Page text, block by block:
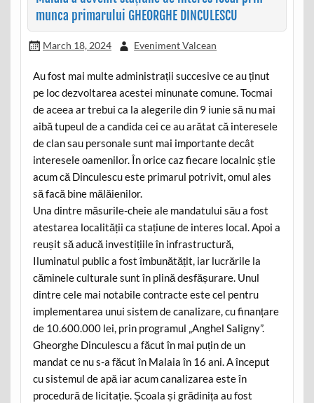
munca primarului GHEORGHE DINCULESCU
March 18, 2024 Eveniment Valcean
Au fost mai multe administrații succesive ce au ținut
pe loc dezvoltarea acestei minunate comune. Tocmai
de aceea ar trebui ca la alegerile din 9 iunie să nu mai
aibă tupeul de a candida cei ce au arătat că interesele
de clan sau personale sunt mai importante decât
interesele oamenilor. În orice caz fiecare localnic știe
acum că Dinculescu este primarul potrivit, omul ales
să facă bine mălăienilor.
Una dintre măsurile-cheie ale mandatului său a fost
atestarea localității ca stațiune de interes local. Apoi a
reușit să aducă investițiile în infrastructură,
Iluminatul public a fost îmbunătățit, iar lucrările la
căminele culturale sunt în plină desfășurare. Unul
dintre cele mai notabile contracte este cel pentru
implementarea unui sistem de canalizare, cu finanțare
de 10.600.000 lei, prin programul „Anghel Saligny”.
Gheorghe Dinculescu a făcut în mai puțin de un
mandat ce nu s-a făcut în Malaia în 16 ani. A început
cu sistemul de apă iar acum canalizarea este în
procedură de licitație. Școala și grădinița au fost